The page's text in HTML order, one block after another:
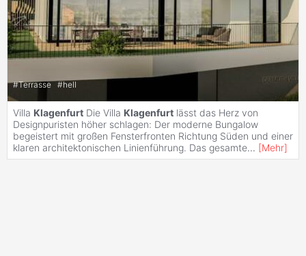
#Terrasse #hell
Villa Klagenfurt Die Villa Klagenfurt lässt das Herz von
Designpuristen höher schlagen: Der moderne Bungalow
begeistert mit großen Fensterfronten Richtung Süden und einer
klaren architektonischen Linienführung. Das gesamte... [Mehr]